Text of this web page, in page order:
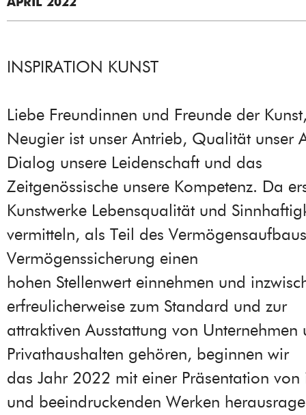
INSPIRATION KUNST
Liebe Freundinnen und Freunde der
Neugier ist unser Antrieb, Qualität unser
Dialog unsere Leidenschaft und das
Zeitgenössische unsere Kompetenz. Da
Kunstwerke Lebensqualität und
vermitteln, als Teil des
Vermögenssicherung einen
hohen Stellenwert einnehmen und
erfreulicherweise zum Standard und zur
attraktiven Ausstattung von Unternehmen
Privathaushalten gehören, beginnen wir
das Jahr 2022 mit einer Präsentation von
und beeindruckenden Werken